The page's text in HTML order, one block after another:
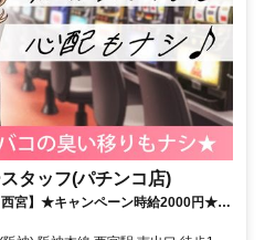
タッフ(パチンコ店)
宮】★キャンペーン時給2000円★週
げる◎月収30万円以上可能！